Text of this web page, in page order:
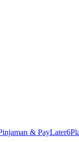
& PayLater6